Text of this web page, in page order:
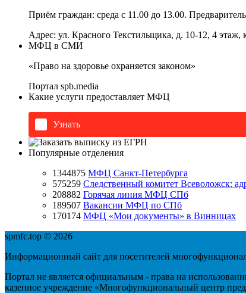
Приём граждан: среда с 11.00 до 13.00.
Адрес: ул. Красного Текстильщика, д. 10-12, 4
МФЦ в СМИ
«Право на здоровье охраняется законом»
Портал spb.media
Какие услуги предоставляет МФЦ
Узнать
Популярные отделения
1344875 МФЦ Санкт-Петербурга
575259 Следственный комитет Всеволожск:
208882 Горячая линия МФЦ СПб
189507 Вакансии МФЦ по СПб
170174 МФЦ «Мои документы» в Винницах
spmfc.top © 2026
Информационный сайт для посетителей
Портал не является официальным - права на
казенное учреждение «Многофункциональный центр